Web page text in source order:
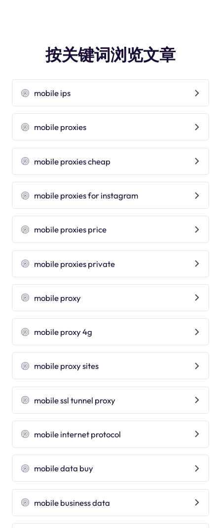
按关键词浏览文章
mobile ips
mobile proxies
mobile proxies cheap
mobile proxies for instagram
mobile proxies price
mobile proxies private
mobile proxy
mobile proxy 4g
mobile proxy sites
mobile ssl tunnel proxy
mobile internet protocol
mobile data buy
mobile business data